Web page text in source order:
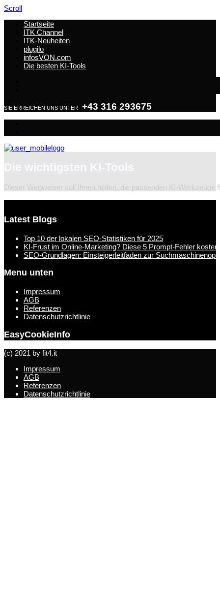
Scroll
Startseite
ITK Channel
ITK-Neuheiten
plugilo
infosVON.com
Die besten KI-Tools
SIE ERREICHEN UNS UNTER +43 316 293675
Die wichtigsten KI-Tools
Dieser Wegweiser soll Ihnen helfen, die passenden KI-Werkzeuge
Latest Blogs
Top 10 der lokalen SEO-Statistiken für 2025
KI-Frust im Online-Marketing? Diese 5 Prompt-Fehler
SEO-Grundlagen: Einsteigerleitfaden zur
Menu unten
Impressum
AGB
Referenzen
Datenschutzrichtlinie
EasyCookieInfo
(c) 2021 by fit4.it
Impressum
AGB
Referenzen
Datenschutzrichtlinie